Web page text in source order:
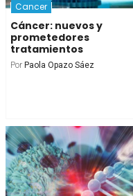
Cancer
Cáncer: nuevos y
prometedores
tratamientos
Por Paola Opazo Sáez